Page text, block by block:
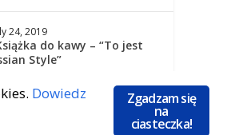
24, 2019
do kawy – “To jest
Style”
Zgadzam się
na
ciasteczka!
Dowiedz